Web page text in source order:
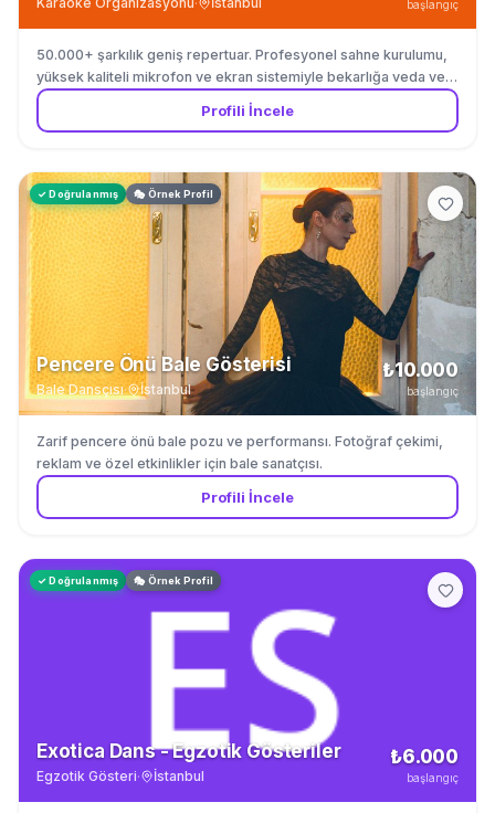
başlangıç
50.000+ şarkılık geniş repertuar. Profesyonel sahne kurulumu,
yüksek kaliteli mikrofon ve ekran sistemiyle bekarlığa veda ve
doğum günleri için.
Profili İncele
✓ Doğrulanmış 🎭 Örnek Profil
Pencere Önü Bale Gösterisi
Bale Dansçısı· İstanbul
₺10.000
başlangıç
Zarif pencere önü bale pozu ve performansı. Fotoğraf çekimi,
reklam ve özel etkinlikler için bale sanatçısı.
Profili İncele
✓ Doğrulanmış 🎭 Örnek Profil
Exotica Dans - Egzotik Gösteriler
Egzotik Gösteri· İstanbul
₺6.000
başlangıç